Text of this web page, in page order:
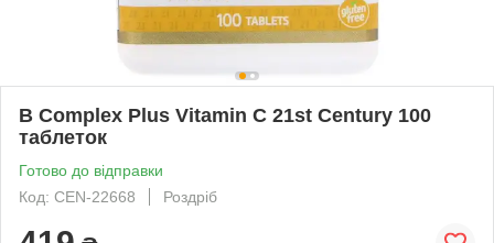
B Complex Plus Vitamin C 21st Century 100
таблеток
Готово до відправки
Код: CEN-22668
Роздріб